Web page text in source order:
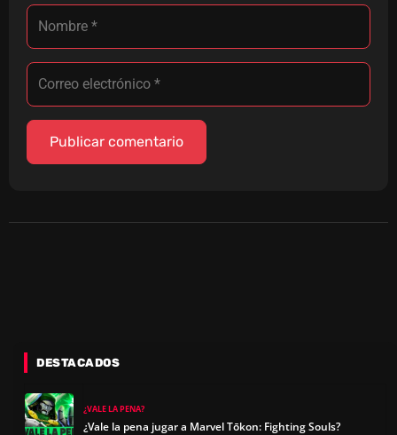
DESTACADOS
¿VALE LA PENA?
¿Vale la pena jugar a Marvel Tōkon: Fighting Souls?